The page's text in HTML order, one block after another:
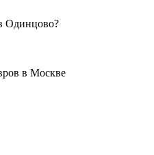
Одинцово?
в Москве